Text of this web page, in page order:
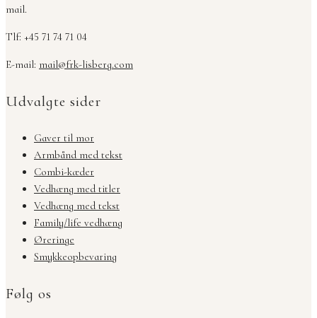
mail.
Tlf: +45 71 74 71 04
E-mail: mail@frk-lisberg.com
Udvalgte sider
Gaver til mor
Armbånd med tekst
Combi-kæder
Vedhæng med titler
Vedhæng med tekst
Family/life vedhæng
Øreringe
Smykkeopbevaring
Følg os